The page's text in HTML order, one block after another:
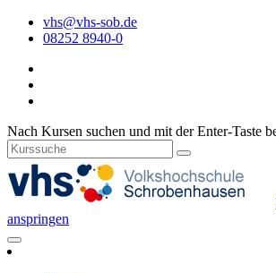
vhs@vhs-sob.de
08252 8940-0
Nach Kursen suchen und mit der Enter-Taste
anspringen